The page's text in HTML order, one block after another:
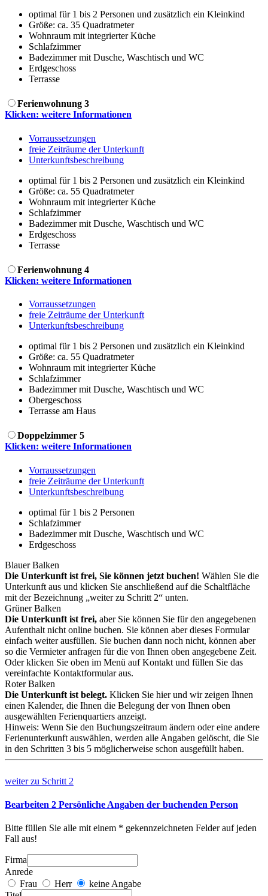
optimal für 1 bis 2 Personen und zusätzlich ein Kleinkind
Größe: ca. 35 Quadratmeter
Wohnraum mit integrierter Küche
Schlafzimmer
Badezimmer mit Dusche, Waschtisch und WC
Erdgeschoss
Terrasse
Ferienwohnung 3
Klicken: weitere Informationen
Vorraussetzungen
freie Zeiträume der Unterkunft
Unterkunftsbeschreibung
optimal für 1 bis 2 Personen und zusätzlich ein Kleinkind
Größe: ca. 55 Quadratmeter
Wohnraum mit integrierter Küche
Schlafzimmer
Badezimmer mit Dusche, Waschtisch und WC
Erdgeschoss
Terrasse
Ferienwohnung 4
Klicken: weitere Informationen
Vorraussetzungen
freie Zeiträume der Unterkunft
Unterkunftsbeschreibung
optimal für 1 bis 2 Personen und zusätzlich ein Kleinkind
Größe: ca. 55 Quadratmeter
Wohnraum mit integrierter Küche
Schlafzimmer
Badezimmer mit Dusche, Waschtisch und WC
Obergeschoss
Terrasse am Haus
Doppelzimmer 5
Klicken: weitere Informationen
Vorraussetzungen
freie Zeiträume der Unterkunft
Unterkunftsbeschreibung
optimal für 1 bis 2 Personen
Schlafzimmer
Badezimmer mit Dusche, Waschtisch und WC
Erdgeschoss
Blauer Balken
Die Unterkunft ist frei, Sie können jetzt buchen! Wählen Sie die
Unterkunft aus und klicken Sie anschließend auf die Schaltfläche
mit der Bezeichnung „weiter zu Schritt 2“ unten.
Grüner Balken
Die Unterkunft ist frei, aber Sie können Sie für den angegebenen
Aufenthalt nicht online buchen. Sie können aber dieses Formular
einfach weiter ausfüllen. Sie buchen dann noch nicht, können aber
so die Vermieter anfragen für die von Ihnen oben angegebene Zeit.
Oder klicken Sie oben im Menü auf Kontakt und füllen Sie das
vereinfachte Kontaktformular aus.
Roter Balken
Die Unterkunft ist belegt. Klicken Sie hier und wir zeigen Ihnen
einen Kalender, die Ihnen die Belegung der von Ihnen oben
ausgewählten Ferienquartiers anzeigt.
Hinweis: Wenn Sie den Buchungszeitraum ändern oder eine andere
Ferienunterkunft auswählen, werden alle Angaben gelöscht, die Sie
in den Schritten 3 bis 5 möglicherweise schon ausgefüllt haben.
weiter zu Schritt 2
Bearbeiten 2 Persönliche Angaben der buchenden Person
Bitte füllen Sie alle mit einem * gekennzeichneten Felder auf jeden
Fall aus!
Firma
Anrede
Frau
Herr
keine Angabe